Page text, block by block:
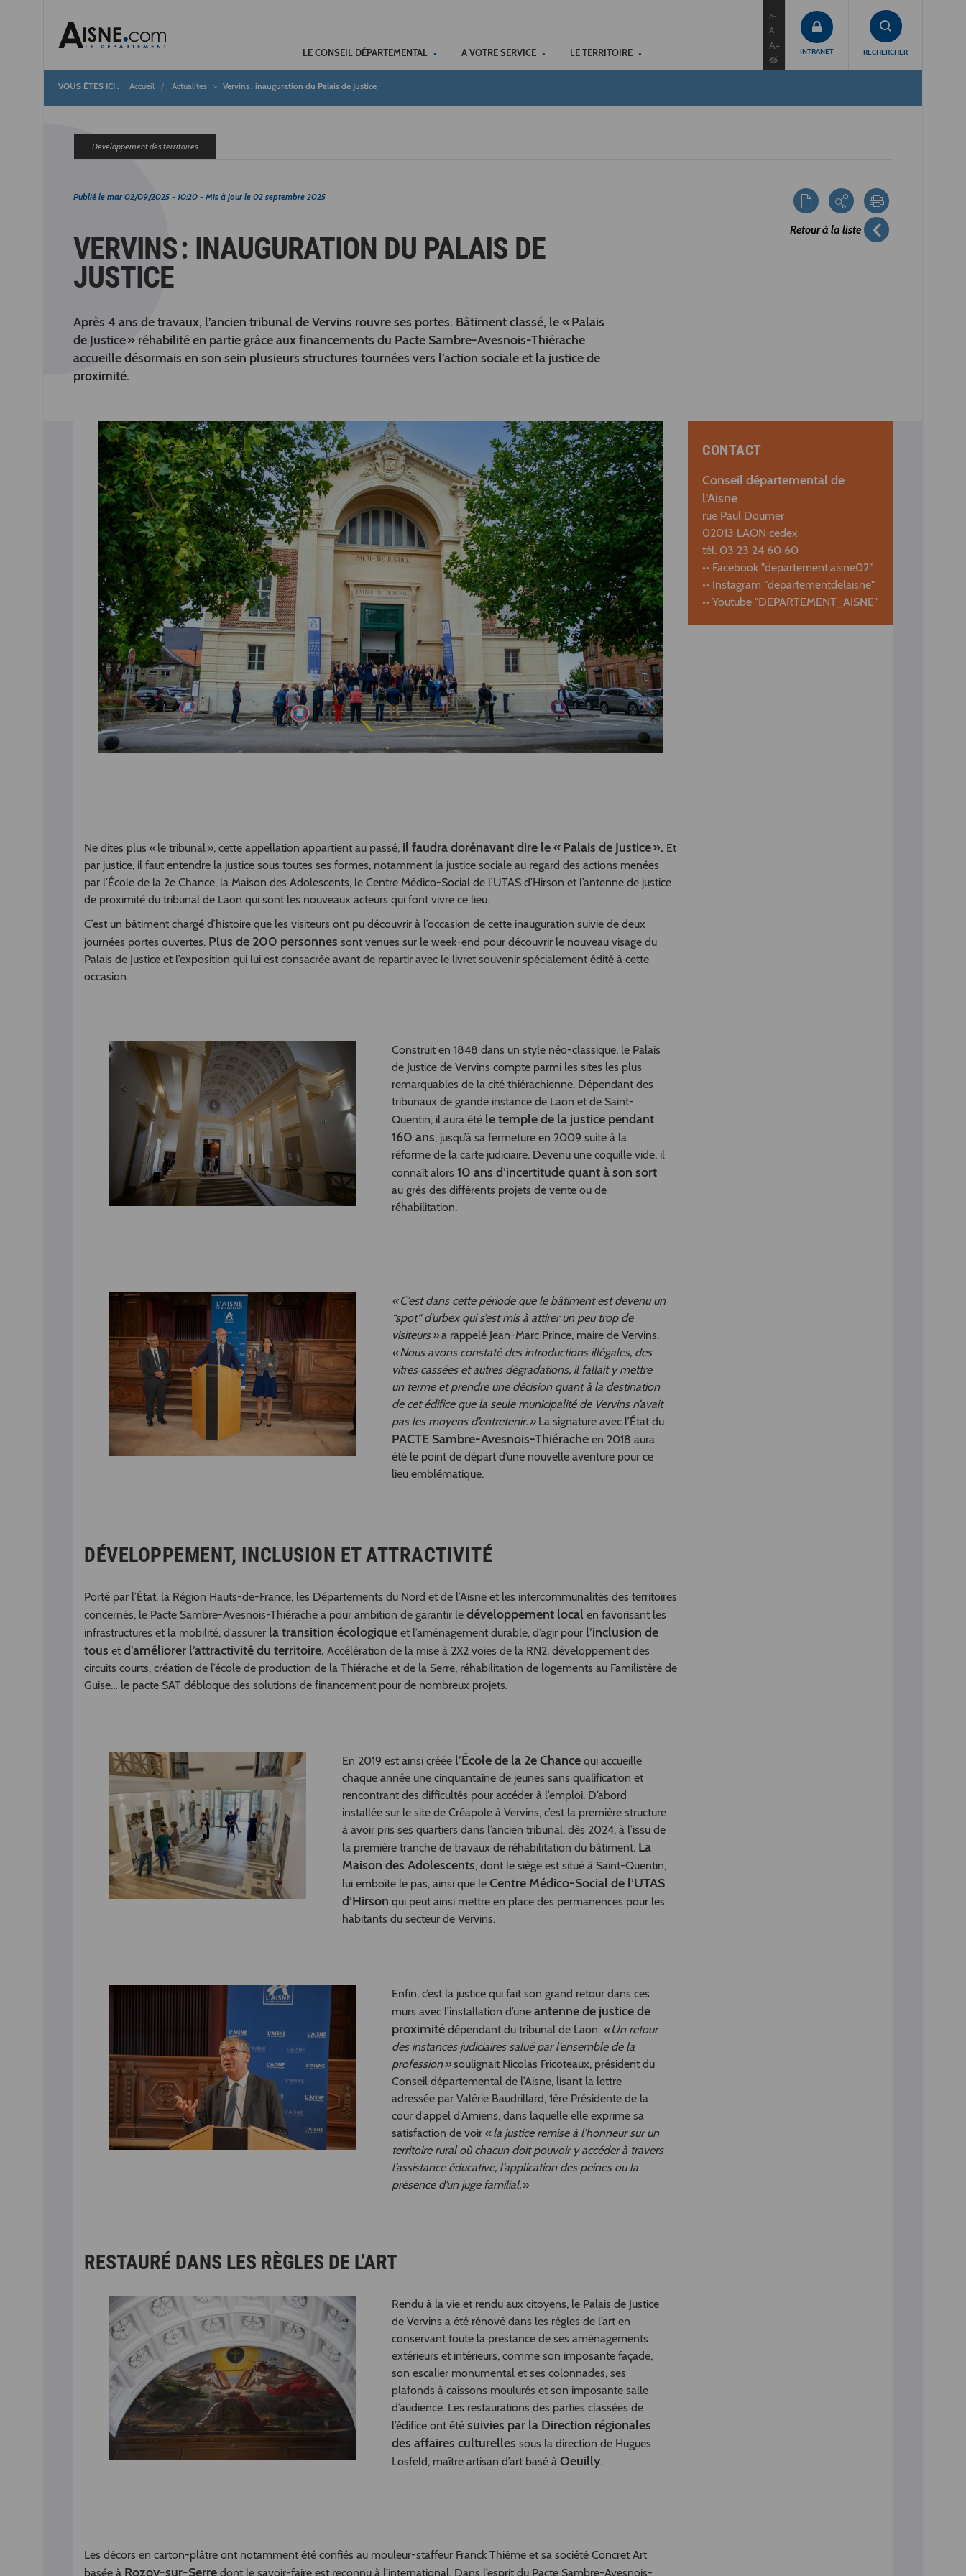
LE CONSEIL DÉPARTEMENTAL A VOTRE SERVICE LE TERRITOIRE
A-
A
A+ INTRANET RECHERCHER
Fil
d'Ariane
Accueil Actualites Vervins : inauguration du Palais de Justice
Développement des territoires
Retour à la liste
Publié le mar 02/09/2025 - 10:20 - Mis à jour le 02 septembre 2025
VERVINS : INAUGURATION DU PALAIS DE
JUSTICE
Après 4 ans de travaux, l’ancien tribunal de Vervins rouvre ses portes. Bâtiment classé, le « Palais
de Justice » réhabilité en partie grâce aux financements du Pacte Sambre-Avesnois-Thiérache
accueille désormais en son sein plusieurs structures tournées vers l’action sociale et la justice de
proximité.
Ne dites plus « le tribunal », cette appellation appartient au passé, il faudra dorénavant dire le « Palais de Justice ». Et
par justice, il faut entendre la justice sous toutes ses formes, notamment la justice sociale au regard des actions menées
par l’École de la 2e Chance, la Maison des Adolescents, le Centre Médico-Social de l’UTAS d’Hirson et l’antenne de justice
de proximité du tribunal de Laon qui sont les nouveaux acteurs qui font vivre ce lieu.
C’est un bâtiment chargé d’histoire que les visiteurs ont pu découvrir à l’occasion de cette inauguration suivie de deux
journées portes ouvertes. Plus de 200 personnes sont venues sur le week-end pour découvrir le nouveau visage du
Palais de Justice et l’exposition qui lui est consacrée avant de repartir avec le livret souvenir spécialement édité à cette
occasion.
Construit en 1848 dans un style néo-classique, le Palais
de Justice de Vervins compte parmi les sites les plus
remarquables de la cité thiérachienne. Dépendant des
tribunaux de grande instance de Laon et de Saint-
Quentin, il aura été le temple de la justice pendant
160 ans, jusqu’à sa fermeture en 2009 suite à la
réforme de la carte judiciaire. Devenu une coquille vide, il
connaît alors 10 ans d’incertitude quant à son sort
au grès des différents projets de vente ou de
réhabilitation.
« C’est dans cette période que le bâtiment est devenu un
“spot“ d’urbex qui s’est mis à attirer un peu trop de
visiteurs »a rappelé Jean-Marc Prince, maire de Vervins.
« Nous avons constaté des introductions illégales, des
vitres cassées et autres dégradations, il fallait y mettre
un terme et prendre une décision quant à la destination
de cet édifice que la seule municipalité de Vervins n’avait
pas les moyens d’entretenir. » La signature avec l’État du
PACTE Sambre-Avesnois-Thiérache en 2018 aura
été le point de départ d’une nouvelle aventure pour ce
lieu emblématique.
DÉVELOPPEMENT, INCLUSION ET ATTRACTIVITÉ
Porté par l’État, la Région Hauts-de-France, les Départements du Nord et de l’Aisne et les intercommunalités des territoires
concernés, le Pacte Sambre-Avesnois-Thiérache a pour ambition de garantir le développement local en favorisant les
infrastructures et la mobilité, d’assurer la transition écologique et l’aménagement durable, d’agir pour l’inclusion de
tous et d’améliorer l’attractivité du territoire. Accélération de la mise à 2X2 voies de la RN2, développement des
circuits courts, création de l’école de production de la Thiérache et de la Serre, réhabilitation de logements au Familistère de
Guise… le pacte SAT débloque des solutions de financement pour de nombreux projets.
En 2019 est ainsi créée l’École de la 2e Chancequi accueille
chaque année une cinquantaine de jeunes sans qualification et
rencontrant des difficultés pour accéder à l’emploi. D’abord
installée sur le site de Créapole à Vervins, c’est la première structure
à avoir pris ses quartiers dans l’ancien tribunal, dès 2024, à l’issu de
la première tranche de travaux de réhabilitation du bâtiment. La
Maison des Adolescents, dont le siège est situé à Saint-Quentin,
lui emboîte le pas, ainsi que le Centre Médico-Social de l’UTAS
d’Hirson qui peut ainsi mettre en place des permanences pour les
habitants du secteur de Vervins.
Enfin, c’est la justice qui fait son grand retour dans ces
murs avec l’installation d’une antenne de justice de
proximitédépendant du tribunal de Laon. « Un retour
des instances judiciaires salué par l’ensemble de la
profession »soulignait Nicolas Fricoteaux, président du
Conseil départemental de l’Aisne, lisant la lettre
adressée par Valérie Baudrillard, 1ère Présidente de la
cour d’appel d’Amiens, dans laquelle elle exprime sa
satisfaction de voir «la justice remise à l’honneur sur un
territoire rural où chacun doit pouvoir y accéder à travers
l’assistance éducative, l’application des peines ou la
présence d’un juge familial.»
RESTAURÉ DANS LES RÈGLES DE L’ART
Rendu à la vie et rendu aux citoyens, le Palais de Justice
de Vervins a été rénové dans les règles de l’art en
conservant toute la prestance de ses aménagements
extérieurs et intérieurs, comme son imposante façade,
son escalier monumental et ses colonnades, ses
plafonds à caissons moulurés et son imposante salle
d’audience. Les restaurations des parties classées de
l’édifice ont été suivies par la Direction régionales
des affaires culturelles sous la direction de Hugues
Losfeld, maître artisan d’art basé à Oeuilly.
Les décors en carton-plâtre ont notamment été confiés au mouleur-staffeur Franck Thième et sa société Concret Art
basée à Rozoy-sur-Serre dont le savoir-faire est reconnu à l’international. Dans l’esprit du Pacte Sambre-Avesnois-
CONTACT
Conseil départemental de
l'Aisne
rue Paul Doumer
02013 LAON cedex
tél. 03 23 24 60 60
•• Facebook "departement.aisne02"
•• Instagram "departementdelaisne"
•• Youtube "DEPARTEMENT_AISNE"